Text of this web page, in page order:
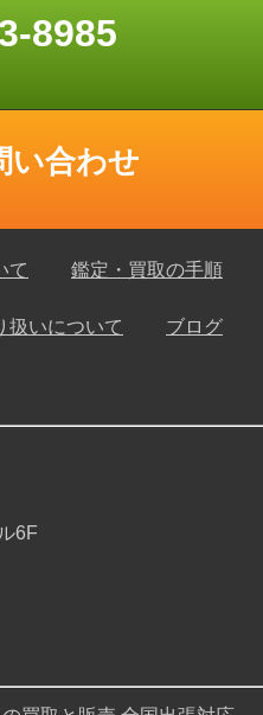
8985
い合わせ
て 鑑定・買取の手順
扱いについて ブログ
6F